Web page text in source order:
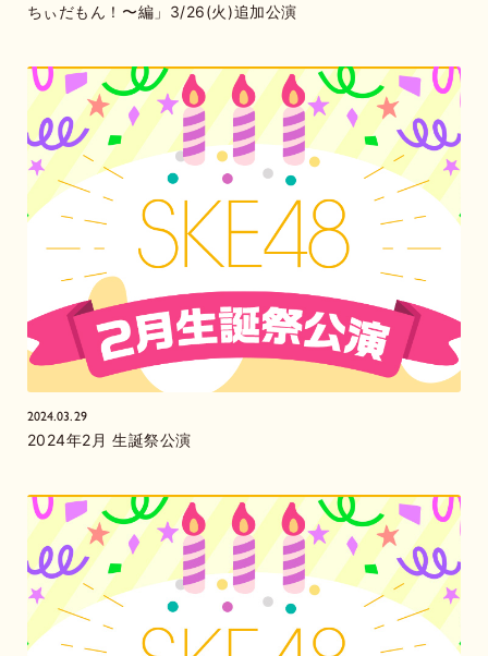
ちぃだもん！〜編」3/26(火)追加公演
2024.03.29
2024年2月 生誕祭公演